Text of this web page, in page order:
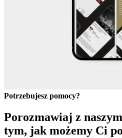
Potrzebujesz pomocy?
Porozmawiaj z
tym, jak możemy Ci